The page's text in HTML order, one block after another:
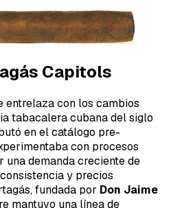
Capitols
entrelaza con los cambios
tabacalera cubana del siglo
en el catálogo pre-
con procesos
una demanda creciente de
y precios
fundada por Don Jaime
mantuvo una línea de